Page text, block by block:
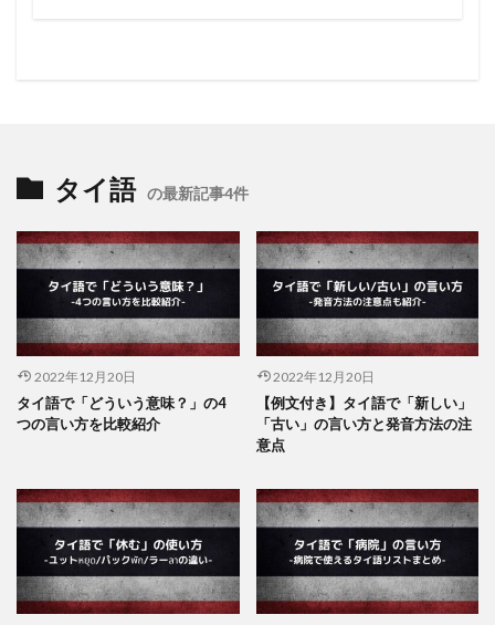
タイ語 の最新記事4件
2022年12月20日
タイ語で「どういう意味？」の4
つの言い方を比較紹介
2022年12月20日
【例文付き】タイ語で「新しい」
「古い」の言い方と発音方法の注
意点